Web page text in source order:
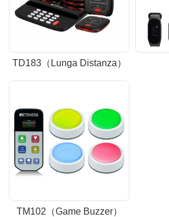
TD183（Lunga Distanza）
TM102（Game Buzzer）